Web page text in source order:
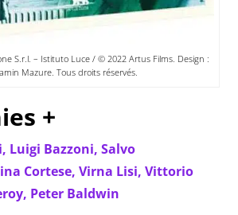
S.r.l. – Istituto Luce / © 2022 Artus Films. Design :
Mazure. Tous droits réservés.
+
Luigi Bazzoni, Salvo
Cortese, Virna Lisi, Vittorio
Peter Baldwin